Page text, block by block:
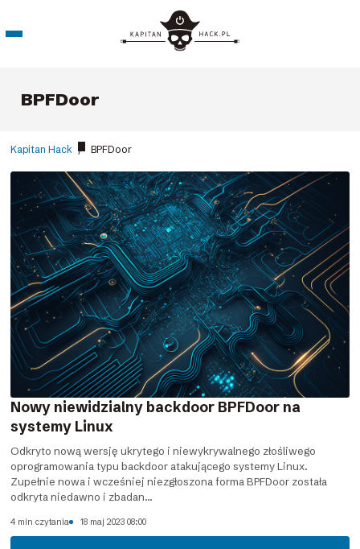
BPFDoor
Kapitan Hack / BPFDoor
Nowy niewidzialny backdoor BPFDoor na
systemy Linux
Odkryto nową wersję ukrytego i niewykrywalnego złośliwego
oprogramowania typu backdoor atakującego systemy Linux.
Zupełnie nowa i wcześniej niezgłoszona forma BPFDoor została
odkryta niedawno i zbadan...
4 min czytania 18 maj 2023 08:00